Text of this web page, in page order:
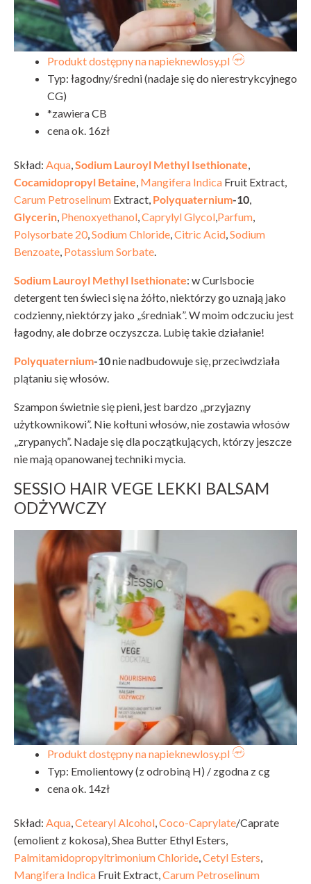
Produkt dostępny na napieknewlosy.pl
Typ: łagodny/średni (nadaje się do nierestrykcyjnego
CG)
*zawiera CB
cena ok. 16zł
Skład: Aqua,Sodium Lauroyl Methyl Isethionate,
Cocamidopropyl Betaine, Mangifera Indica Fruit Extract,
Carum Petroselinum Extract, Polyquaternium-10,
Glycerin, Phenoxyethanol,Caprylyl Glycol,Parfum,
Polysorbate 20,Sodium Chloride,Citric Acid,Sodium
Benzoate, Potassium Sorbate.
Sodium Lauroyl Methyl Isethionate: w Curlsbocie
detergent ten świeci się na żółto, niektórzy go uznają jako
codzienny, niektórzy jako „średniak”. W moim odczuciu jest
łagodny, ale dobrze oczyszcza. Lubię takie działanie!
Polyquaternium-10nie nadbudowuje się, przeciwdziała
plątaniu się włosów.
Szampon świetnie się pieni, jest bardzo „przyjazny
użytkownikowi”. Nie kołtuni włosów, nie zostawia włosów
„zrypanych”. Nadaje się dla początkujących, którzy jeszcze
nie mają opanowanej techniki mycia.
SESSIO HAIR VEGE LEKKI BALSAM
ODŻYWCZY
Produkt dostępny na napieknewlosy.pl
Typ: Emolientowy (z odrobiną H) / zgodna z cg
cena ok. 14zł
Skład: Aqua,Cetearyl Alcohol,Coco-Caprylate/Caprate
(emolient z kokosa),Shea Butter Ethyl Esters,
Palmitamidopropyltrimonium Chloride,Cetyl Esters,
Mangifera Indica Fruit Extract,Carum Petroselinum